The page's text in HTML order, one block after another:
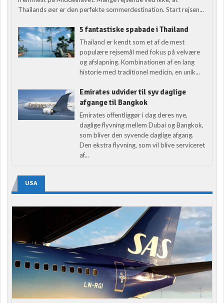
Thailands øer er den perfekte sommerdestination. Start rejsen...
5 fantastiske spabade i Thailand
Thailand er kendt som et af de mest
populære rejsemål med fokus på velvære
og afslapning. Kombinationen af en lang
historie med traditionel medicin, en unik...
Emirates udvider til syv daglige
afgange til Bangkok
Emirates offentliggør i dag deres nye,
daglige flyvning mellem Dubai og Bangkok,
som bliver den syvende daglige afgang.
Den ekstra flyvning, som vil blive serviceret
af...
USA